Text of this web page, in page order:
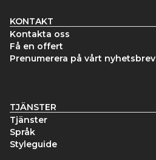
KONTAKT
Kontakta oss
Få en offert
Prenumerera på vårt nyhetsbrev
TJÄNSTER
Tjänster
Språk
Styleguide